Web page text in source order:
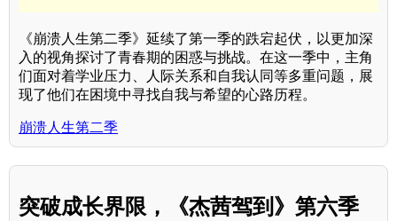
《崩溃人生第二季》延续了第一季的跌宕起伏，以更加深
入的视角探讨了青春期的困惑与挑战。在这一季中，主角
们面对着学业压力、人际关系和自我认同等多重问题，展
现了他们在困境中寻找自我与希望的心路历程。
崩溃人生第二季
突破成长界限，《杰茜驾到》第六季